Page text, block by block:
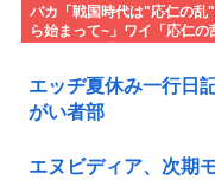
バカ「戦国時代は"応仁の乱
ら始まって~」ワイ「応仁の
や…あっ…」
エッヂ夏休み一行日
がい者部
エヌビディア、次期